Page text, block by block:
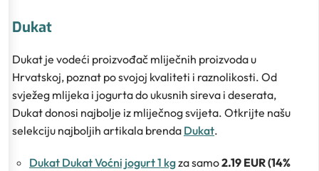
Dukat
Dukat je vodeći proizvođač mliječnih proizvoda u
Hrvatskoj, poznat po svojoj kvaliteti i raznolikosti. Od
svježeg mlijeka i jogurta do ukusnih sireva i deserata,
Dukat donosi najbolje iz mliječnog svijeta. Otkrijte našu
selekciju najboljih artikala brenda Dukat.
Dukat Dukat Voćni jogurt 1 kgza samo2.19 EUR (14%